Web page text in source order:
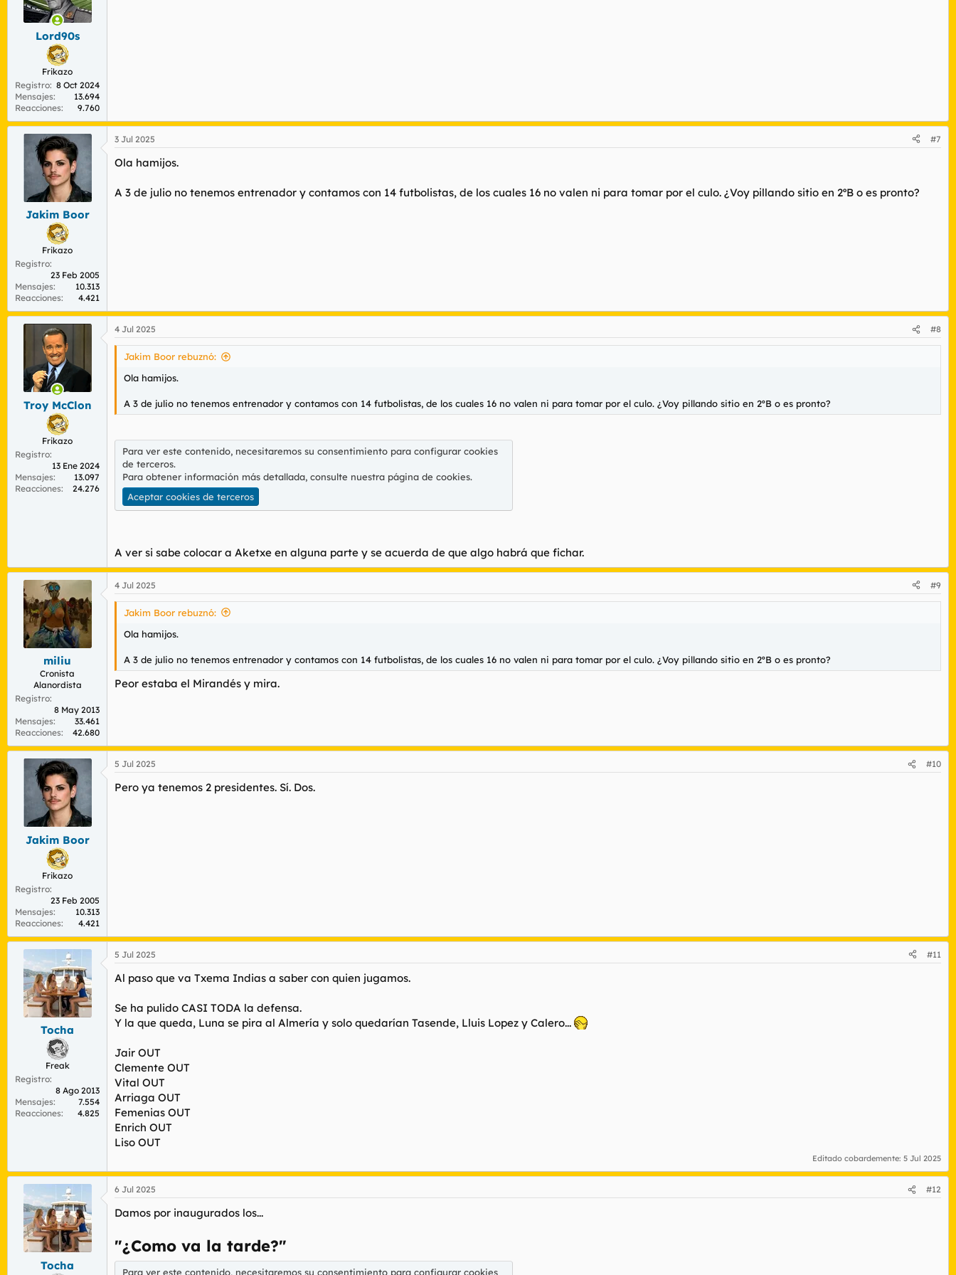
Lord90s
Frikazo
Registro 8 Oct 2024
Mensajes
13.694
Reacciones
9.760
Jakim Boor
Frikazo
Registro
23 Feb 2005
Mensajes
10.313
Reacciones
4.421
3 Jul 2025 #7
Ola hamijos.
A 3 de julio no tenemos entrenador y contamos con 14 futbolistas, de los cuales 16 no valen ni para tomar por el culo. ¿Voy pillando sitio en 2ºB o es pronto?
Troy McClon
Frikazo
Registro
13 Ene 2024
Mensajes
13.097
Reacciones
24.276
4 Jul 2025 #8
Jakim Boor rebuznó:
Ola hamijos.
A 3 de julio no tenemos entrenador y contamos con 14 futbolistas, de los cuales 16 no valen ni para tomar por el culo. ¿Voy pillando sitio en 2ºB o es pronto?
Para ver este contenido, necesitaremos su consentimiento para configurar cookies
de terceros.
Para obtener información más detallada, consulte nuestra página de cookies.
Aceptar cookies de terceros
A ver si sabe colocar a Aketxe en alguna parte y se acuerda de que algo habrá que fichar.
miliu
Cronista
Alanordista
Registro
8 May 2013
Mensajes
33.461
Reacciones
42.680
4 Jul 2025 #9
Jakim Boor rebuznó:
Ola hamijos.
A 3 de julio no tenemos entrenador y contamos con 14 futbolistas, de los cuales 16 no valen ni para tomar por el culo. ¿Voy pillando sitio en 2ºB o es pronto?
Peor estaba el Mirandés y mira.
Jakim Boor
Frikazo
Registro
23 Feb 2005
Mensajes
10.313
Reacciones
4.421
5 Jul 2025 #10
Pero ya tenemos 2 presidentes. Sí. Dos.
Tocha
Freak
Registro
8 Ago 2013
Mensajes
7.554
Reacciones
4.825
5 Jul 2025 #11
Al paso que va Txema Indias a saber con quien jugamos.
Se ha pulido CASI TODA la defensa.
Y la que queda, Luna se pira al Almería y solo quedarían Tasende, Lluis Lopez y Calero...
Jair OUT
Clemente OUT
Vital OUT
Arriaga OUT
Femenias OUT
Enrich OUT
Liso OUT
Editado cobardemente: 5 Jul 2025
Tocha
6 Jul 2025 #12
Damos por inaugurados los...
"¿Como va la tarde?"
Para ver este contenido, necesitaremos su consentimiento para configurar cookies